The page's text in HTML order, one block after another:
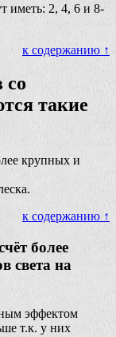
иметь: 2, 4, 6 и 8-
к содержанию ↑
со
такие
крупных и
к содержанию ↑
более
света на
эффектом
т.к. у них